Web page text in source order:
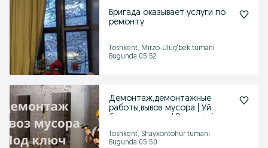
Бригада оказывает услуги по
ремонту
Toshkent, Mirzo-Ulug‘bek tumani
Bugunda 05:52
Демонтаж,демонтажные
работы,вывоз мусора | Уй
Toshkent, Shayxontohur tumani
Bugunda 05:50